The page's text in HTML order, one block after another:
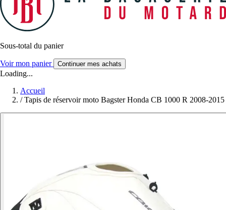
Sous-total du panier
Voir mon panier Continuer mes achats
Loading...
Accueil
/ Tapis de réservoir moto Bagster Honda CB 1000 R 2008-2015